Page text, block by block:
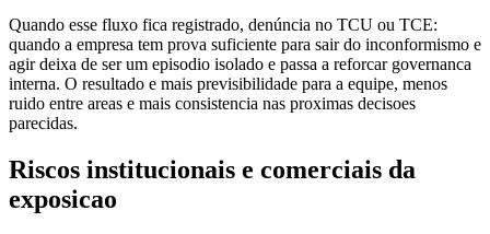
Quando esse fluxo fica registrado, denúncia no TCU ou TCE:
quando a empresa tem prova suficiente para sair do inconformismo e
agir deixa de ser um episodio isolado e passa a reforcar governanca
interna. O resultado e mais previsibilidade para a equipe, menos
ruido entre areas e mais consistencia nas proximas decisoes
parecidas.
Riscos institucionais e comerciais da
exposicao